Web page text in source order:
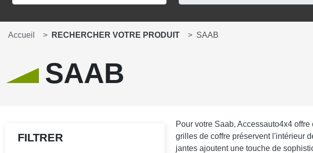
Accueil RECHERCHER VOTRE PRODUIT SAAB
SAAB
FILTRER
Pour votre Saab, Accessauto4x4
grilles de coffre préservent l'intérieur
jantes ajoutent une touche de